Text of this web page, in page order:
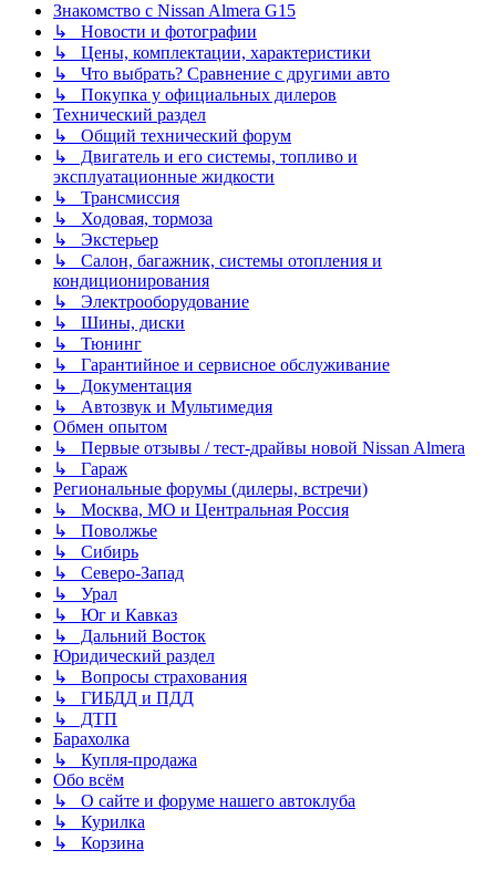
Знакомство с Nissan Almera G15
↳ Новости и фотографии
↳ Цены, комплектации, характеристики
↳ Что выбрать? Сравнение с другими авто
↳ Покупка у официальных дилеров
Технический раздел
↳ Общий технический форум
↳ Двигатель и его системы, топливо и
эксплуатационные жидкости
↳ Трансмиссия
↳ Ходовая, тормоза
↳ Экстерьер
↳ Салон, багажник, системы отопления и
кондиционирования
↳ Электрооборудование
↳ Шины, диски
↳ Тюнинг
↳ Гарантийное и сервисное обслуживание
↳ Документация
↳ Автозвук и Мультимедия
Обмен опытом
↳ Первые отзывы / тест-драйвы новой Nissan Almera
↳ Гараж
Региональные форумы (дилеры, встречи)
↳ Москва, МО и Центральная Россия
↳ Поволжье
↳ Сибирь
↳ Северо-Запад
↳ Урал
↳ Юг и Кавказ
↳ Дальний Восток
Юридический раздел
↳ Вопросы страхования
↳ ГИБДД и ПДД
↳ ДТП
Барахолка
↳ Купля-продажа
Обо всём
↳ О сайте и форуме нашего автоклуба
↳ Курилка
↳ Корзина